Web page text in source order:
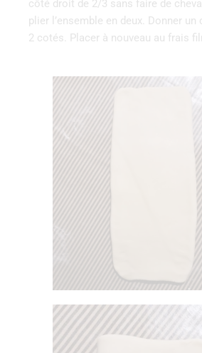
côté droit de 2/3 sans faire de
plier l’ensemble en deux. Donner
2 cotés. Placer à nouveau au frais